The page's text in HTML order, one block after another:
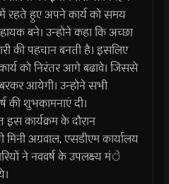
रहते हुए अपने कार्य को समय
बने। उन्होने कहा कि अच्छा
की पहचान बनती है। इसलिए
को निरंतर आगे बढावे। जिससे
आयेगी। उन्होने सभी
की शुभकामनाएं दी।
कार्यक्रम के दौरान
अग्रवाल, एसडीएम कार्यालय
ने नववर्ष के उपलक्ष्य मंे